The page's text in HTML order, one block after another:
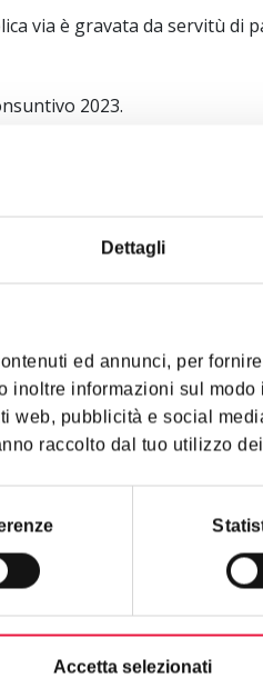
Dettagli
ed annunci, per
inoltre informazioni sul
web, pubblicità e social
raccolto dal tuo utilizzo
Accetta selezionati
via è gravata da servitù di
2023.